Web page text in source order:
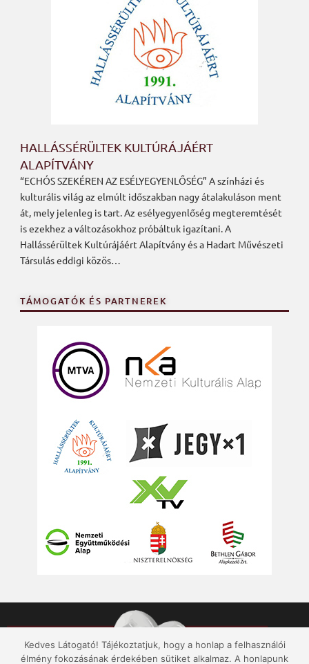
HALLÁSSÉRÜLTEK KULTÚRÁJÁÉRT
ALAPÍTVÁNY
“ECHÓS SZEKÉREN AZ ESÉLYEGYENLŐSÉG” A színházi és
kulturális világ az elmúlt időszakban nagy átalakuláson ment
át, mely jelenleg is tart. Az esélyegyenlőség megteremtését
is ezekhez a változásokhoz próbáltuk igazítani. A
Hallássérültek Kultúrájáért Alapítvány és a Hadart Művészeti
Társulás eddigi közös…
TÁMOGATÓK ÉS PARTNEREK
Kedves Látogató! Tájékoztatjuk, hogy a honlap a felhasználói
élmény fokozásának érdekében sütiket alkalmaz. A honlapunk